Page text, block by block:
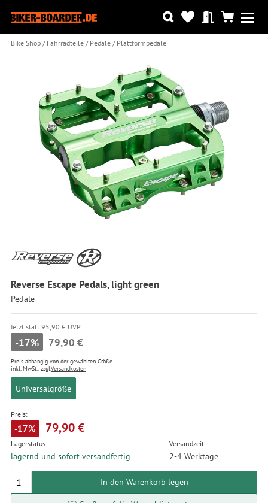
Bike Shop Fahrradteile Pedale Plattformpedale
Reverse Escape Pedals, light green
Pedale
Jetzt statt 95,90 € UVP
-17% 79,90 €
Preis abhängig von der gewählten Größe
inkl. MwSt., zzgl.Versandkosten
Universalgröße
Preis:
-17% 79,90 €
Lagerstatus:
lagernd und sofort versandfertig
Versandzeit:
2-4 Werktage
In den Warenkorb legen